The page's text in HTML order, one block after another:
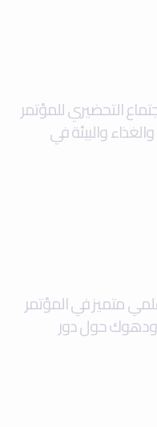
التحضيري للمؤتمر
والبيئة في
متميز في المؤتمر
حول دور